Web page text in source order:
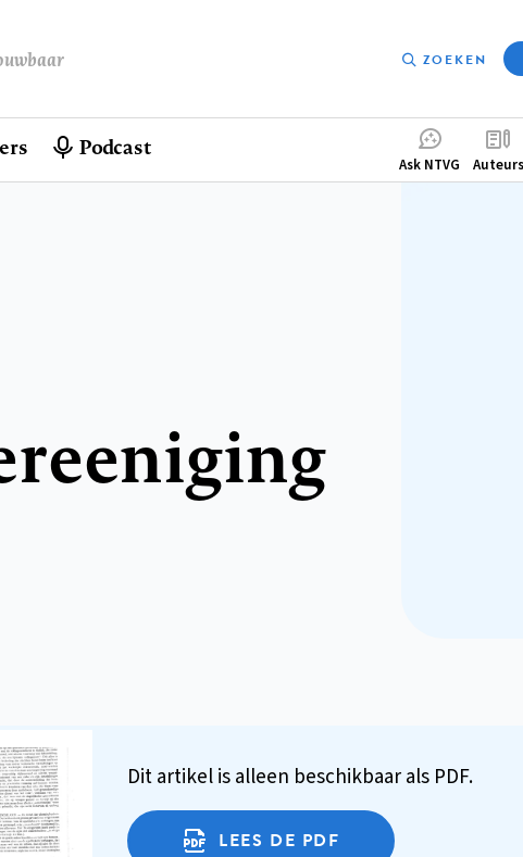
ZOEKEN
Podcast
Ask NTVG Auteurs
Dit artikel is alleen beschikbaar als PDF.
LEES DE PDF